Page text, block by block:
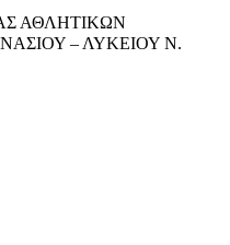
ΑΘΛΗΤΙΚΩΝ
– ΛΥΚΕΙΟΥ Ν.